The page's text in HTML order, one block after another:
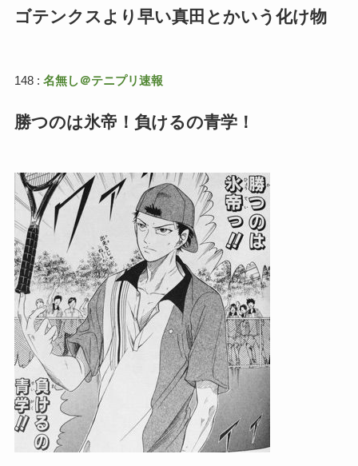
ゴテンクスより早い真田とかいう化け物
148 : 名無し＠テニプリ速報
勝つのは氷帝！負けるの青学！